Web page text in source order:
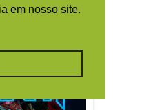
em nosso site.